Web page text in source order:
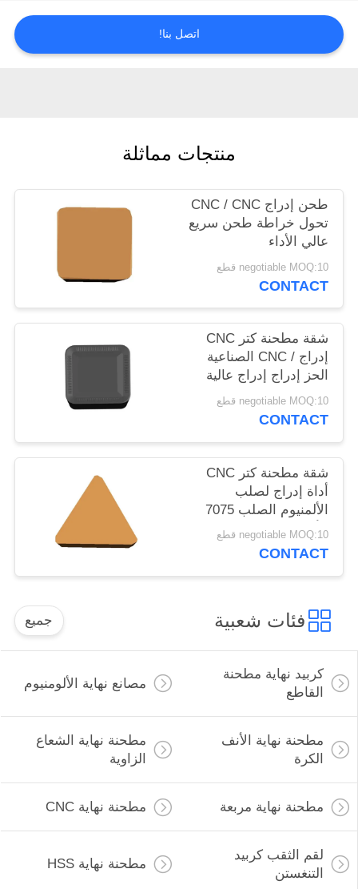
اطلب
اقتباس
POLICY
اتصل بنا!
منتجات مماثلة
طحن إدراج CNC / CNC
تحول خراطة طحن سريع
عالي الأداء
negotiable MOQ:10 قطع
CONTACT
شقة مطحنة كتر CNC
إدراج / CNC الصناعية
الحز إدراج إدراج عالية
الدقة
negotiable MOQ:10 قطع
CONTACT
شقة مطحنة كتر CNC
أداة إدراج لصلب
الألمنيوم الصلب 7075
الألومنيوم
negotiable MOQ:10 قطع
CONTACT
فئات شعبية جميع
كربيد نهاية مطحنة
القاطع
مصانع نهاية الألومنيوم
مطحنة نهاية الأنف
الكرة
مطحنة نهاية الشعاع
الزاوية
مطحنة نهاية مربعة مطحنة نهاية CNC
لقم الثقب كربيد
التنغستن
مطحنة نهاية HSS